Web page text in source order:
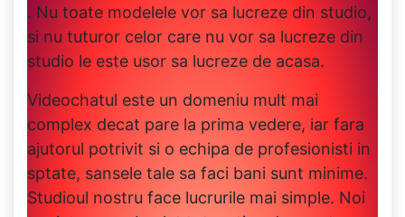
. Nu toate modelele vor sa lucreze din studio,
si nu tuturor celor care nu vor sa lucreze din
studio le este usor sa lucreze de acasa.
Videochatul este un domeniu mult mai
complex decat pare la prima vedere, iar fara
ajutorul potrivit si o echipa de profesionisti in
sptate, sansele tale sa faci bani sunt minime.
Studioul nostru face lucrurile mai simple. Noi